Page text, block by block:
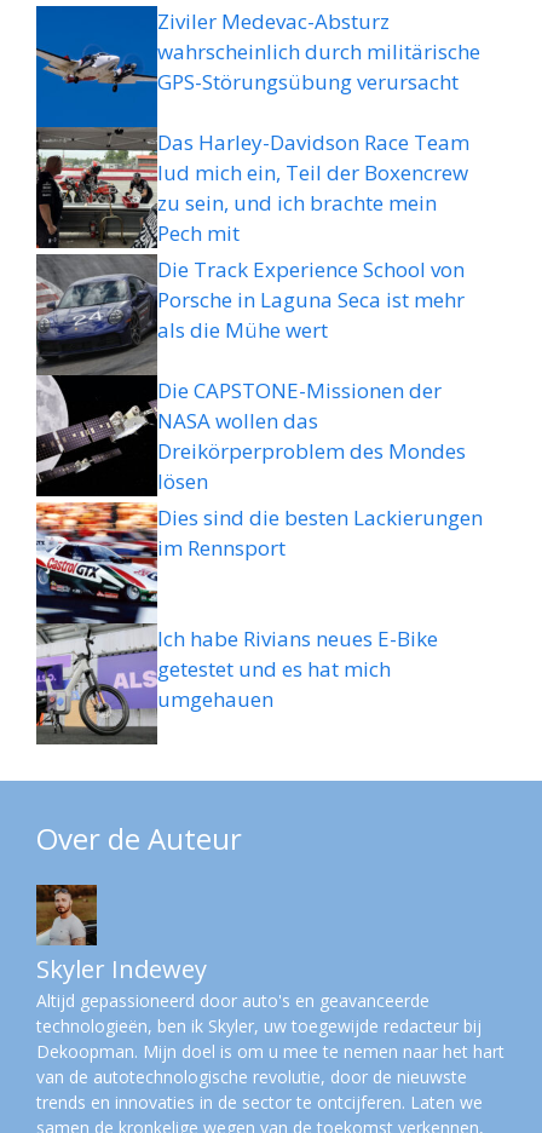
Ziviler Medevac-Absturz
wahrscheinlich durch militärische
GPS-Störungsübung verursacht
Das Harley-Davidson Race Team
lud mich ein, Teil der Boxencrew
zu sein, und ich brachte mein
Pech mit
Die Track Experience School von
Porsche in Laguna Seca ist mehr
als die Mühe wert
Die CAPSTONE-Missionen der
NASA wollen das
Dreikörperproblem des Mondes
lösen
Dies sind die besten Lackierungen
im Rennsport
Ich habe Rivians neues E-Bike
getestet und es hat mich
umgehauen
Over de Auteur
Skyler Indewey
Altijd gepassioneerd door auto's en geavanceerde
technologieën, ben ik Skyler, uw toegewijde redacteur bij
Dekoopman. Mijn doel is om u mee te nemen naar het hart
van de autotechnologische revolutie, door de nieuwste
trends en innovaties in de sector te ontcijferen. Laten we
samen de kronkelige wegen van de toekomst verkennen,